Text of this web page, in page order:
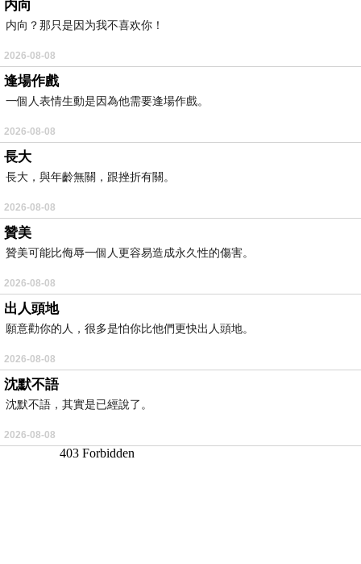
内向
内向？那只是因为我不喜欢你！
2026-08-08
逢場作戲
一個人表情生動是因為他需要逢場作戲。
2026-08-08
長大
長大，與年齡無關，跟挫折有關。
2026-08-08
贊美
贊美可能比侮辱一個人更容易造成永久性的傷害。
2026-08-08
出人頭地
願意勸你的人，很多是怕你比他們更快出人頭地。
2026-08-08
沈默不語
沈默不語，其實是已經說了。
2026-08-08